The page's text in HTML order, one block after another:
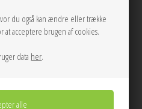
du også kan ændre eller trække
at acceptere brugen af cookies.
data her.
Vintage i en let tynd
let cropped med bredt fit.